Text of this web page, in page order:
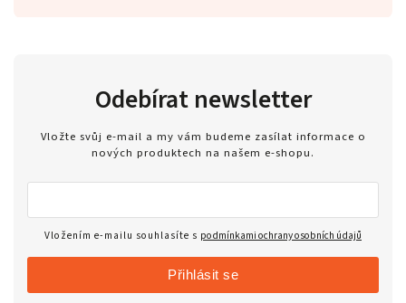
Odebírat newsletter
Vložte svůj e-mail a my vám budeme zasílat informace o
nových produktech na našem e-shopu.
Vložením e-mailu souhlasíte s podmínkami ochrany osobních údajů
Přihlásit se